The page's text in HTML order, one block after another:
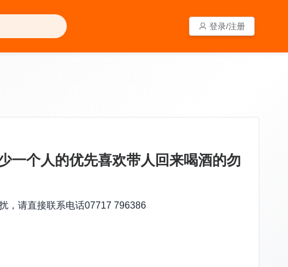
登录/注册
登录/注册
一个人的优先喜欢带人回来喝酒的勿
，请直接联系电话‪07717 796386‬